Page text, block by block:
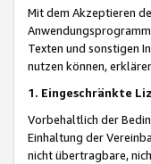
Mit dem Akzeptieren
Texten und sonstigen
nutzen können,
1. Eingeschränkte
Vorbehaltlich der
Einhaltung der
nicht übertragbare,